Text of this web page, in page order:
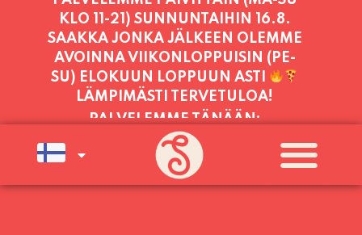
PALVELEMME TÄNÄÄN:
SUNNUNTAI11:00 - 21:00
PALVELEMME PÄIVITTÄIN (MA-SU
KLO 11-21) SUNNUNTAIHIN 16.8.
SAAKKA JONKA JÄLKEEN OLEMME
AVOINNA VIIKONLOPPUISIN (PE-
SU) ELOKUUN LOPPUUN ASTI
LÄMPIMÄSTI TERVETULOA!